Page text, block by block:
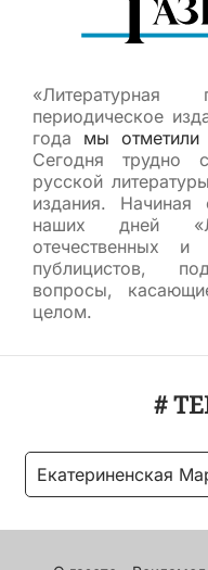
периодическое
года мы отметили
Сегодня трудно
русской
издания.
наших дней
отечественных
публицистов,
вопросы,
целом.
#
Екатериненская